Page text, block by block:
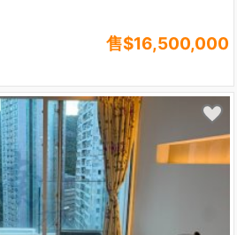
售$16,500,000